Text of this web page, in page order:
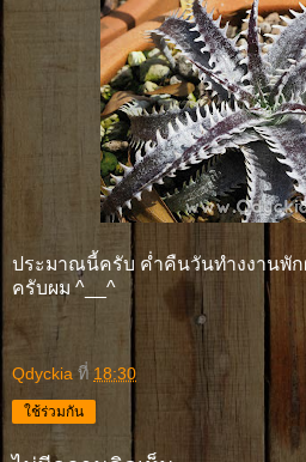
ประมาณนี้ครับ ค่ำคืนวันทำงงานพั
ครับผม ^__^
Qdyckia ที่ 18:30
ใช้ร่วมกัน